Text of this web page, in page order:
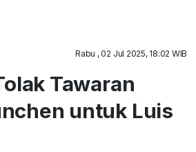
Rabu , 02 Jul 2025, 18:02 WIB
Tawaran
untuk Luis